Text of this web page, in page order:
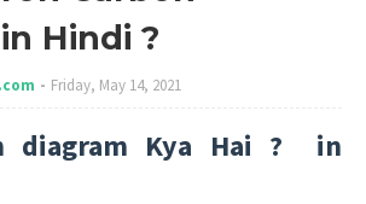
Hindi ?
Friday, May 14, 2021
diagram Kya Hai ? in